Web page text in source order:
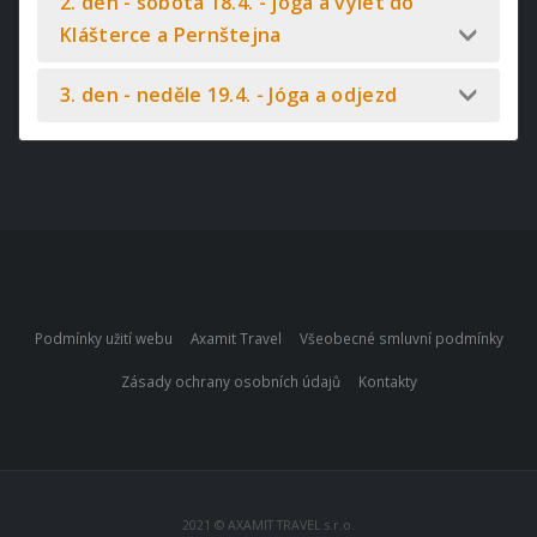
Klášterce a Pernštejna
3. den - neděle 19.4. - Jóga a odjezd
Podmínky užití webu Axamit Travel Všeobecné smluvní podmínky
Zásady ochrany osobních údajů Kontakty
2021 © AXAMIT TRAVEL s.r.o.